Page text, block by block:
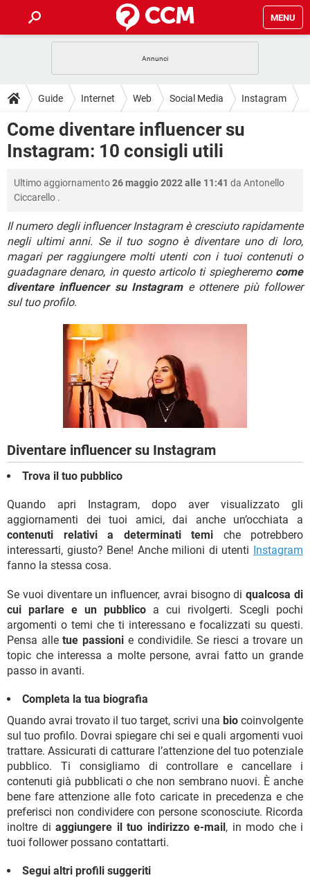
MENU
INTRATTENIMENTO ANDROID
iOS WINDOWS 10
INSTAGRAM WHATSAPP
HARDWARE
GUIDE
COVID-19
INTRATTENIMENTO ANDROID
WINDOWS 10
INSTAGRAM WHATSAPP
HARDWARE
DOWNLOAD
COVID-19 GAMING
iOS
WHATSAPP
TIKTOK FACEBOOK
HARDWARE
FORUM
COVID-19 GAMING
iOS WINDOWS 10
INSTAGRAM WHATSAPP
TIKTOK FACEBOOK
HARDWARE
GLOSSARIO
GAMING
INTRATTENIMENTO ANDROID
iOS WINDOWS 10
INSTAGRAM WHATSAPP
Guide Internet Web Social Media Instagram
Come diventare influencer su
Instagram: 10 consigli utili
Ultimo aggiornamento26 maggio 2022 alle 11:41 da Antonello
Ciccarello .
Il numero degli influencer Instagram è cresciuto rapidamente
negli ultimi anni. Se il tuo sogno è diventare uno di loro,
magari per raggiungere molti utenti con i tuoi contenuti o
guadagnare denaro, in questo articolo ti spiegheremo come
diventare influencer su Instagrame ottenere più follower
sul tuo profilo.
Diventare influencer su Instagram
Trova il tuo pubblico
Quando apri Instagram, dopo aver visualizzato gli
aggiornamenti dei tuoi amici, dai anche un’occhiata a
contenuti relativi a determinati temi che potrebbero
interessarti, giusto? Bene! Anche milioni di utenti Instagram
fanno la stessa cosa.
Se vuoi diventare un influencer, avrai bisogno diqualcosa di
cui parlare e un pubblico a cui rivolgerti. Scegli pochi
argomenti o temi che ti interessano e focalizzati su questi.
Pensa alletue passioni e condividile. Se riesci a trovare un
topic che interessa a molte persone, avrai fatto un grande
passo in avanti.
Completa la tua biografia
Quando avrai trovato il tuo target, scrivi una bio coinvolgente
sul tuo profilo. Dovrai spiegare chi sei e quali argomenti vuoi
trattare. Assicurati di catturare l’attenzione del tuo potenziale
pubblico. Ti consigliamo di controllare e cancellare i
contenuti già pubblicati o che non sembrano nuovi. È anche
bene fare attenzione alle foto caricate in precedenza e che
preferisci non condividere con persone sconosciute. Ricorda
inoltre di aggiungere il tuo indirizzo e-mail, in modo che i
tuoi follower possano contattarti.
Segui altri profili suggeriti